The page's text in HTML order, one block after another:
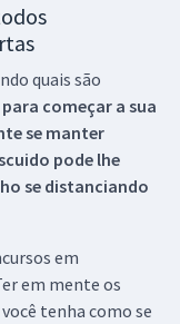
quais são
começar a sua
se manter
pode lhe
se distanciando
em
em mente os
tenha como se